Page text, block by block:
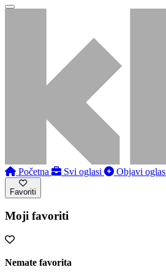
Početna Svi oglasi Objavi oglas
Favoriti
Moji favoriti
Nemate favorita